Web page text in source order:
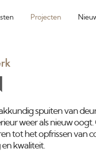
Projecten
spuiten van
weer als nieuw
tot het opfrissen van
kwaliteit.